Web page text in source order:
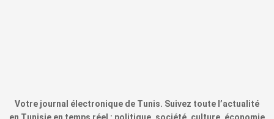
Votre journal électronique de Tunis. Suivez toute l’actualité
en Tunisie en temps réel : politique, société, culture, économie